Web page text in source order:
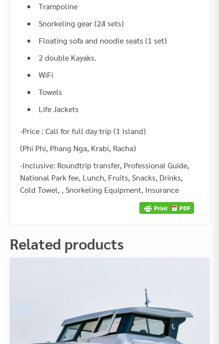
Trampoline
Snorkeling gear (24 sets)
Floating sofa and noodle seats (1 set)
2 double Kayaks.
WiFi
Towels
Life Jackets
-Price : Call for full day trip (1 Island)
(Phi Phi, Phang Nga, Krabi, Racha)
-Inclusive: Roundtrip transfer, Professional Guide,
National Park fee, Lunch, Fruits, Snacks, Drinks,
Cold Towel, , Snorkeling Equipment, Insurance
Related products